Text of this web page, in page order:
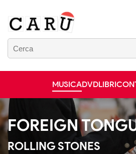
MUSICADVDLIBRI
FOREIGN
ROLLING STONES